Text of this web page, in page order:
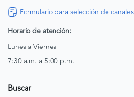
Formulario para selección de canales
Horario de atención:
Lunes a Viernes
7:30 a.m. a 5:00 p.m.
Buscar